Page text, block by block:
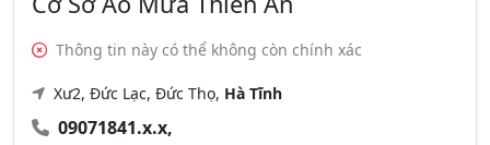
Thông tin này có thể không còn chính xác
Xư2, Đức Lạc, Đức Thọ, Hà Tĩnh
09071841.x.x,